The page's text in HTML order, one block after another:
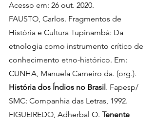
Acesso em: 26 out. 2020.
FAUSTO, Carlos. Fragmentos de
História e Cultura Tupinambá: Da
etnologia como instrumento crítico de
conhecimento etno-histórico. Em:
CUNHA, Manuela Carneiro da. (org.).
História dos Índios no Brasil. Fapesp/
SMC: Companhia das Letras, 1992.
FIGUEIREDO, Adherbal O. Tenente